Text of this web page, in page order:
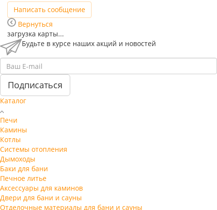
Написать сообщение
Вернуться
загрузка карты...
Будьте в курсе наших акций и новостей
Подписаться
Каталог
Печи
Камины
Котлы
Системы отопления
Дымоходы
Баки для бани
Печное литье
Аксессуары для каминов
Двери для бани и сауны
Отделочные материалы для бани и сауны